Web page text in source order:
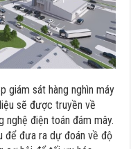
giám sát hàng nghìn máy
sẽ được truyền về
điện toán đám mây.
để đưa ra dự đoán về độ